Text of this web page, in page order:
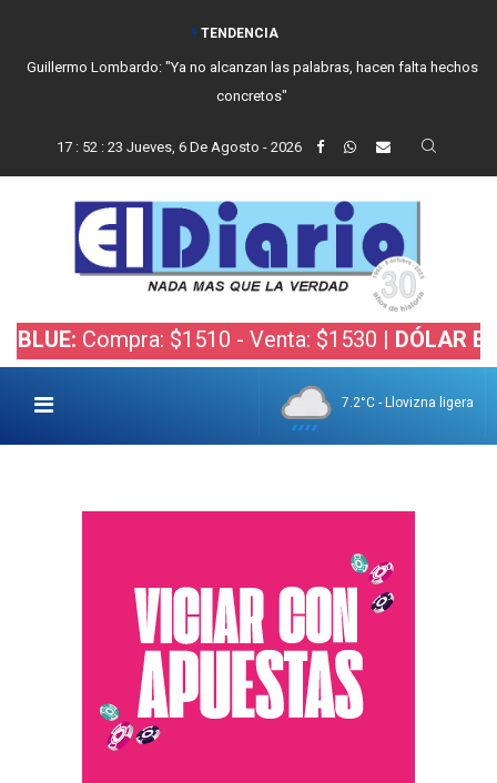
TENDENCIA
Guillermo Lombardo: "Ya no alcanzan las palabras, hacen falta hechos
concretos"
17: 52: 25 Jueves, 6 De Agosto - 2026
$1510 - Venta: $1530 | DÓLAR BOLSA:
7.2°C - Llovizna ligera